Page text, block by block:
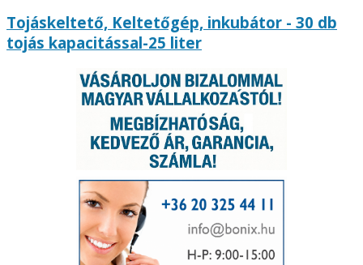
Tojáskeltető, Keltetőgép, inkubátor - 30 db
tojás kapacitással-25 liter